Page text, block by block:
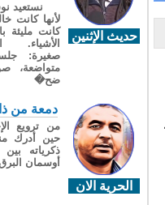
حديث الإثنين
نستعيد
لأنها كانت
كانت مليئة
الأشياء.
صغيرة:
متواضعة،
ضح�
الحرية الان
دمعة من
من ترويع
حين أدرك
ذكرياته
أوسمان